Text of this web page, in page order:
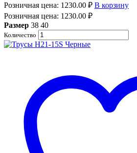
Розничная цена: 1230.00 ₽ В корзину
Розничная цена: 1230.00 ₽
Размер 38 40
Количество